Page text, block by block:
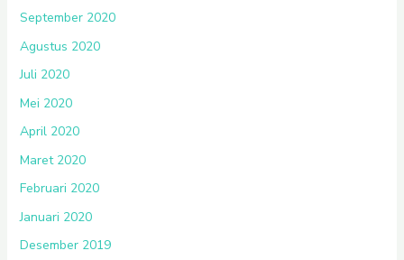
September 2020
Agustus 2020
Juli 2020
Mei 2020
April 2020
Maret 2020
Februari 2020
Januari 2020
Desember 2019